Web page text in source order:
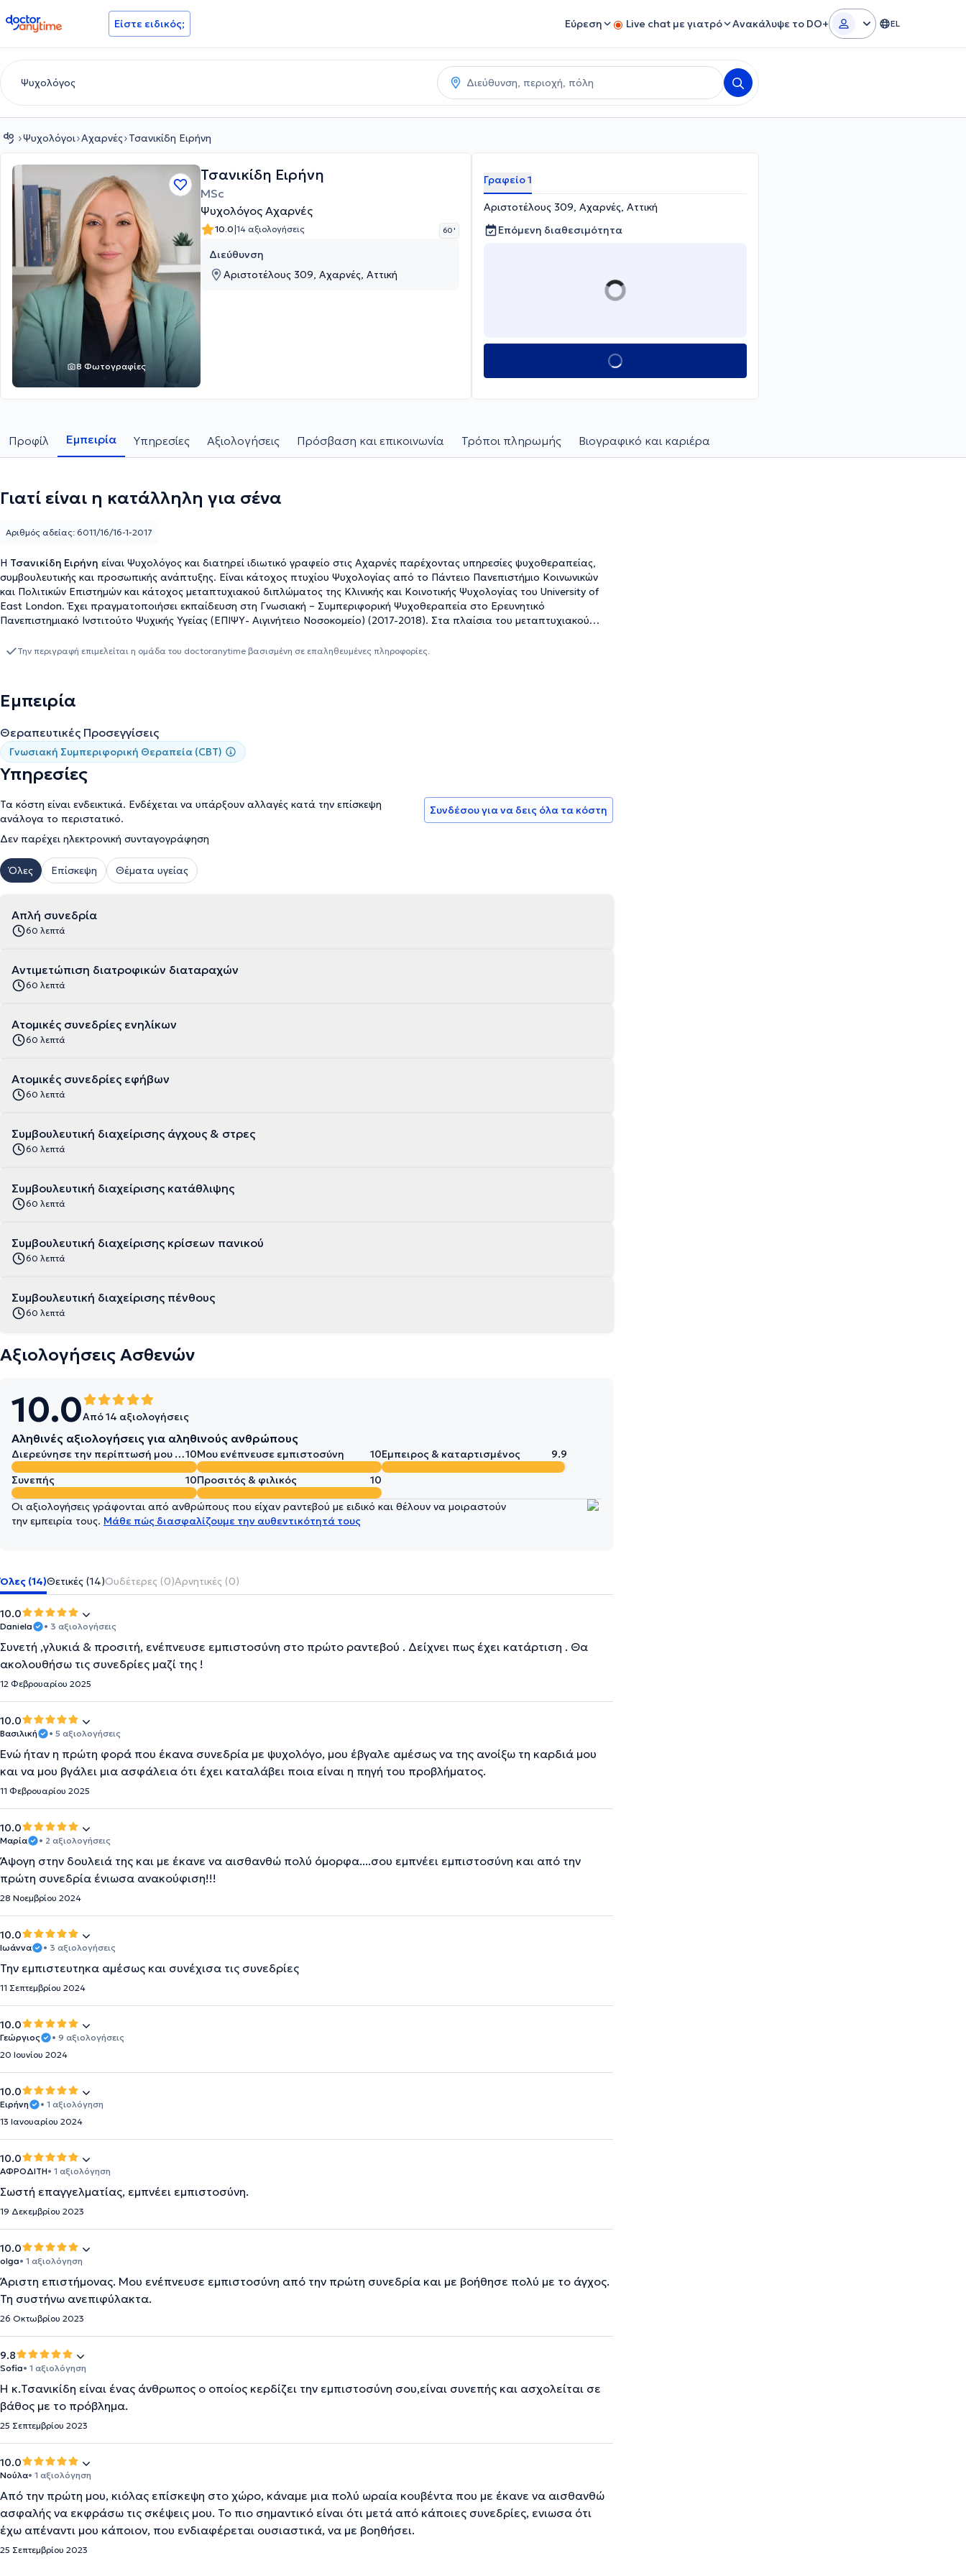
doctoranytime Είστε ειδικός; Εύρεση Live chat με γιατρό Ανακάλυψε το DO+ EL
Ψυχολόγοι Αχαρνές Τσανικίδη Ειρήνη
8 Φωτογραφίες
Τσανικίδη Ειρήνη
MSc
Ψυχολόγος Αχαρνές
10.0|14 αξιολογήσεις 60 '
Διεύθυνση
Αριστοτέλους 309, Αχαρνές, Αττική
Γραφείο 1
Αριστοτέλους 309, Αχαρνές, Αττική
Επόμενη διαθεσιμότητα
Προφίλ Εμπειρία Υπηρεσίες Αξιολογήσεις Πρόσβαση και επικοινωνία Τρόποι πληρωμής Βιογραφικό και καριέρα
Γιατί είναι η κατάλληλη για σένα
Η Τσανικίδη Ειρήνη είναι Ψυχολόγος και διατηρεί ιδιωτικό γραφείο στις Αχαρνές παρέχοντας υπηρεσίες ψυχοθεραπείας,
συμβουλευτικής και προσωπικής ανάπτυξης. Είναι κάτοχος πτυχίου Ψυχολογίας από το Πάντειο Πανεπιστήμιο Κοινωνικών
και Πολιτικών Επιστημών και κάτοχος μεταπτυχιακού διπλώματος της Κλινικής και Κοινοτικής Ψυχολογίας του University of
East London. Έχει πραγματοποιήσει εκπαίδευση στη Γνωσιακή – Συμπεριφορική Ψυχοθεραπεία στο Ερευνητικό
Πανεπιστημιακό Ινστιτούτο Ψυχικής Υγείας (ΕΠΙΨΥ- Αιγινήτειο Νοσοκομείο) (2017-2018). Στα πλαίσια του μεταπτυχιακού
Behavioral Therapies). Έχει εκπαιδευτεί στη Θετική ψυχολογία (ετήσιο πρόγραμμα επιμόρφωσης Θετικής Ψυχολογίας του
Έχει άδεια ασκήσεως επαγγέλματος και είναι τακτικό μέλος του Συλλόγου Ελλήνων Ψυχολόγων. Τέλος, έχει εργαστεί ως
Ψυχολόγος στο τμήμα Κοινωνικής Πολιτικής του Δήμου Αχαρνών και πραγματοποίησε την πρακτική της άσκηση στο Κέντρο
Αριθμός αδείας: 6011/16/16-1-2017
Την περιγραφή επιμελείται η ομάδα του doctoranytime βασισμένη σε επαληθευμένες πληροφορίες.
Εμπειρία
Θεραπευτικές Προσεγγίσεις
Γνωσιακή Συμπεριφορική Θεραπεία (CBT)
Υπηρεσίες
Τα κόστη είναι ενδεικτικά. Ενδέχεται να υπάρξουν αλλαγές κατά την επίσκεψη
ανάλογα το περιστατικό.
Δεν παρέχει ηλεκτρονική συνταγογράφηση
Συνδέσου για να δεις όλα τα κόστη
Όλες Επίσκεψη Θέματα υγείας
Απλή συνεδρία
60 λεπτά
Αντιμετώπιση διατροφικών διαταραχών
60 λεπτά
Ατομικές συνεδρίες ενηλίκων
60 λεπτά
Ατομικές συνεδρίες εφήβων
60 λεπτά
Συμβουλευτική διαχείρισης άγχους & στρες
60 λεπτά
Συμβουλευτική διαχείρισης κατάθλιψης
60 λεπτά
Συμβουλευτική διαχείρισης κρίσεων πανικού
60 λεπτά
Συμβουλευτική διαχείρισης πένθους
60 λεπτά
Αξιολογήσεις Ασθενών
10.0Από 14 αξιολογήσεις
Αληθινές αξιολογήσεις για αληθινούς ανθρώπους
Διερεύνησε την περίπτωσή μου σε βάθος10Μου ενέπνευσε εμπιστοσύνη 10Έμπειρος & καταρτισμένος
9.9
Συνεπής
10Προσιτός & φιλικός 10
Οι αξιολογήσεις γράφονται από ανθρώπους που είχαν ραντεβού με ειδικό και θέλουν να μοιραστούν
την εμπειρία τους. Μάθε πώς διασφαλίζουμε την αυθεντικότητά τους
Όλες (14)Θετικές (14)Ουδέτερες (0)Αρνητικές (0)
10.0
Daniela • 3 αξιολογήσεις
Συνετή ,γλυκιά & προσιτή, ενέπνευσε εμπιστοσύνη στο πρώτο ραντεβού . Δείχνει πως έχει κατάρτιση . Θα
ακολουθήσω τις συνεδρίες μαζί της !
12 Φεβρουαρίου 2025
10.0
Βασιλική • 5 αξιολογήσεις
Ενώ ήταν η πρώτη φορά που έκανα συνεδρία με ψυχολόγο, μου έβγαλε αμέσως να της ανοίξω τη καρδιά μου
και να μου βγάλει μια ασφάλεια ότι έχει καταλάβει ποια είναι η πηγή του προβλήματος.
11 Φεβρουαρίου 2025
10.0
Μαρία • 2 αξιολογήσεις
Άψογη στην δουλειά της και με έκανε να αισθανθώ πολύ όμορφα....σου εμπνέει εμπιστοσύνη και από την
πρώτη συνεδρία ένιωσα ανακούφιση!!!
28 Νοεμβρίου 2024
10.0
Ιωάννα • 3 αξιολογήσεις
Την εμπιστευτηκα αμέσως και συνέχισα τις συνεδρίες
11 Σεπτεμβρίου 2024
10.0
Γεώργιος
• 9 αξιολογήσεις
20 Ιουνίου 2024
10.0
Ειρήνη
• 1 αξιολόγηση
13 Ιανουαρίου 2024
10.0
ΑΦΡΟΔΙΤΗ• 1 αξιολόγηση
Σωστή επαγγελματίας, εμπνέει εμπιστοσύνη.
19 Δεκεμβρίου 2023
10.0
olga• 1 αξιολόγηση
Άριστη επιστήμονας. Μου ενέπνευσε εμπιστοσύνη από την πρώτη συνεδρία και με βοήθησε πολύ με το άγχος.
Τη συστήνω ανεπιφύλακτα.
26 Οκτωβρίου 2023
9.8
Sofia• 1 αξιολόγηση
Η κ.Τσανικίδη είναι ένας άνθρωπος ο οποίος κερδίζει την εμπιστοσύνη σου,είναι συνεπής και ασχολείται σε
βάθος με το πρόβλημα.
25 Σεπτεμβρίου 2023
10.0
Νούλα• 1 αξιολόγηση
Από την πρώτη μου, κιόλας επίσκεψη στο χώρο, κάναμε μια πολύ ωραία κουβέντα που με έκανε να αισθανθώ
ασφαλής να εκφράσω τις σκέψεις μου. Το πιο σημαντικό είναι ότι μετά από κάποιες συνεδρίες, ενιωσα ότι
έχω απέναντι μου κάποιον, που ενδιαφέρεται ουσιαστικά, να με βοηθήσει.
25 Σεπτεμβρίου 2023